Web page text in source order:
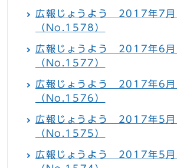
広報じょうよう 2017年7月
（No.1578）
広報じょうよう 2017年6
（No.1577）
広報じょうよう 2017年6月
（No.1576）
広報じょうよう 2017年5
（No.1575）
広報じょうよう 2017年5月